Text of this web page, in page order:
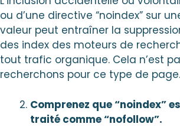
ou d’une directive “noindex” sur
valeur peut entraîner la
des index des moteurs de
tout trafic organique. Cela n’est
recherchons pour ce type de page.
Comprenez que “noindex”
traité comme “nofollow”.